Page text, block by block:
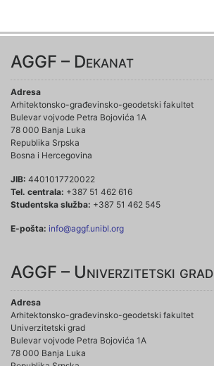
AGGF – Dekanat
Adresa
Arhitektonsko-građevinsko-geodetski fakultet
Bulevar vojvode Petra Bojovića 1A
78 000 Banja Luka
Republika Srpska
Bosna i Hercegovina
JIB: 4401017720022
Tel. centrala: +387 51 462 616
Studentska služba: +387 51 462 545
E-pošta: info@aggf.unibl.org
AGGF – Univerzitetski grad
Adresa
Arhitektonsko-građevinsko-geodetski fakultet
Univerzitetski grad
Bulevar vojvode Petra Bojovića 1A
78 000 Banja Luka